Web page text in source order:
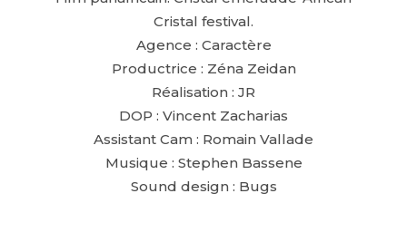
Cristal festival.
Agence : Caractère
Productrice : Zéna Zeidan
Réalisation : JR
DOP : Vincent Zacharias
Assistant Cam : Romain Vallade
Musique : Stephen Bassene
Sound design : Bugs